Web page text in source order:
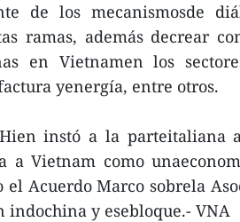
de los mecanismosde
ramas, además decrear
en Vietnamen los
yenergía, entre otros.
instó a la parteitaliana
a Vietnam como
el Acuerdo Marco sobrela
indochina y esebloque.- VNA